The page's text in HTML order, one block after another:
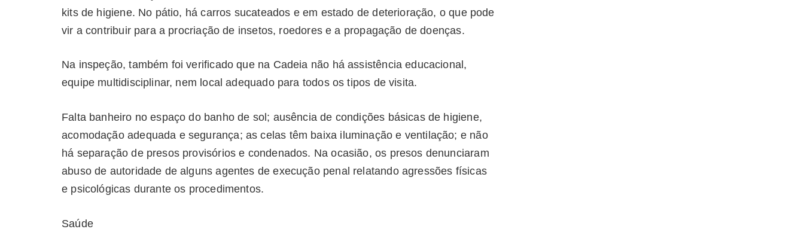
kits de higiene. No pátio, há carros sucateados e em estado de deterioração, o que pode
vir a contribuir para a procriação de insetos, roedores e a propagação de doenças.
Na inspeção, também foi verificado que na Cadeia não há assistência educacional,
equipe multidisciplinar, nem local adequado para todos os tipos de visita.
Falta banheiro no espaço do banho de sol; ausência de condições básicas de higiene,
acomodação adequada e segurança; as celas têm baixa iluminação e ventilação; e não
há separação de presos provisórios e condenados. Na ocasião, os presos denunciaram
abuso de autoridade de alguns agentes de execução penal relatando agressões físicas
e psicológicas durante os procedimentos.
Saúde